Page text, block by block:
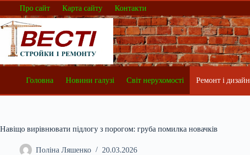
Перейти
вмісту
Про сайт Карта сайту Контакти
Головна Новини галузі Світ нерухомості Ремонт і дизайн
Навіщо вирівнювати підлогу з порогом: груба помилка новачків
Поліна Ляшенко 20.03.2026